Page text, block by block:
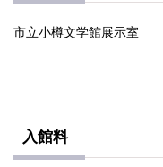
市立小樽文学館展示室
入館料